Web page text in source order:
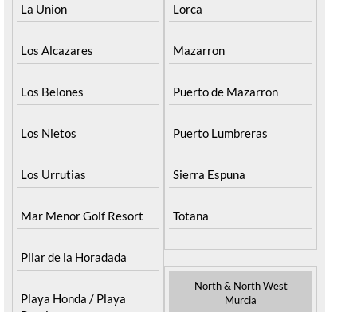
La Union
Los Alcazares
Los Belones
Los Nietos
Los Urrutias
Mar Menor Golf Resort
Pilar de la Horadada
Playa Honda / Playa
Lorca
Mazarron
Puerto de Mazarron
Puerto Lumbreras
Sierra Espuna
Totana
North & North West
Murcia